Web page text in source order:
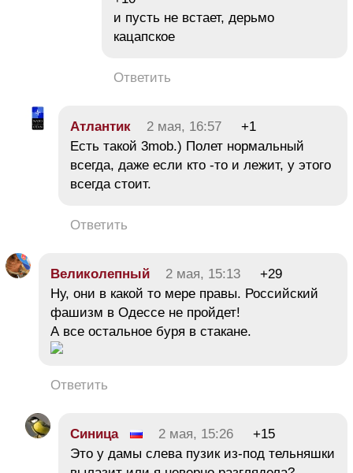
и пусть не встает, дерьмо
кацапское
Ответить
Атлантик 2 мая, 16:57
+1
Есть такой 3mob.) Полет нормальный
всегда, даже если кто -то и лежит, у этого
всегда стоит.
Ответить
Великолепный 2 мая, 15:13
+29
Ну, они в какой то мере правы. Российский
фашизм в Одессе не пройдет!
А все остальное буря в стакане.
Ответить
Синица 2 мая, 15:26
+15
Это у дамы слева пузик из-под тельняшки